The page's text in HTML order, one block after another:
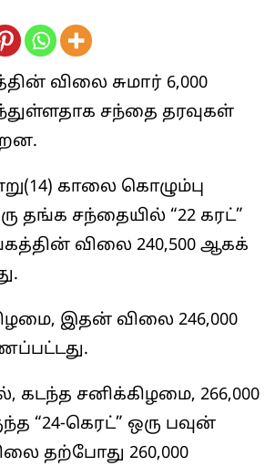
விலை சுமார் 6,000
சந்தை தரவுகள்
காலை கொழும்பு
தங்க சந்தையில் “22 கரட்”
விலை 240,500 ஆகக்
இதன் விலை 246,000
கடந்த சனிக்கிழமை, 266,000
“24-கெரட்” ஒரு பவுன்
தற்போது 260,000